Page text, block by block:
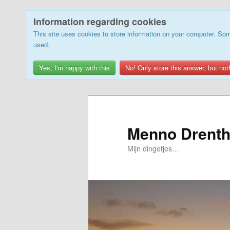
Information regarding cookies
This site uses cookies to store information on your computer.
used.
Yes, I'm happy with this No! Only store this answer, but
Menno
Mijn dingetjes…